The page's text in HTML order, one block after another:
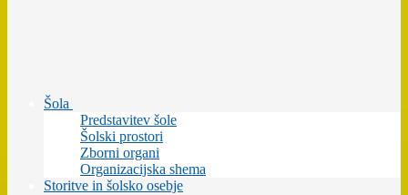
Šola
Predstavitev šole
Šolski prostori
Zborni organi
Organizacijska shema
Storitve in šolsko osebje